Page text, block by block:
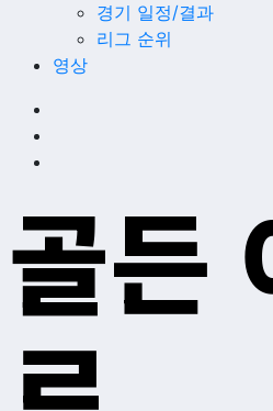
경기 일정/결과
리그 순위
영상
골든